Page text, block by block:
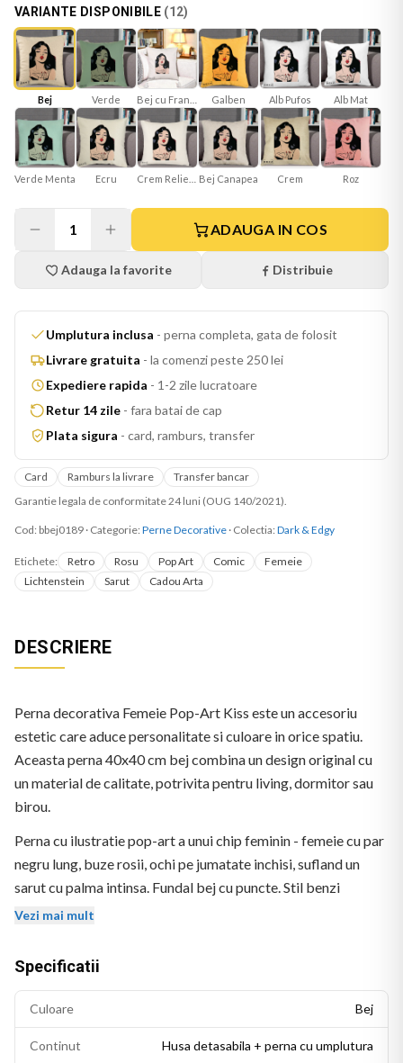
VARIANTE DISPONIBILE (12)
Bej Verde Galben Alb Pufos Alb Mat
Verde Menta Ecru Bej Canapea Crem Roz
1 ADAUGA IN COS
Adauga la favorite Distribuie
Umplutura inclusa - perna completa, gata de folosit
Livrare gratuita - la comenzi peste 250 lei
Expediere rapida - 1-2 zile lucratoare
Retur 14 zile - fara batai de cap
Plata sigura - card, ramburs, transfer
Card Ramburs la livrare
Transfer bancar
Garantie legala de conformitate 24 luni (OUG 140/2021).
Cod: bbej0189 · Categorie: Perne Decorative · Colectia: Dark & Edgy
Etichete: Retro Rosu Pop Art Comic
Femeie
Lichtenstein
Sarut Cadou Arta
DESCRIERE
Perna decorativa Femeie Pop-Art Kiss este un accesoriu
estetic care aduce personalitate si culoare in orice spatiu.
Aceasta perna 40x40 cm bej combina un design original cu
un material de calitate, potrivita pentru living, dormitor sau
birou.
Perna cu ilustratie pop-art a unui chip feminin - femeie cu par
negru lung, buze rosii, ochi pe jumatate inchisi, sufland un
sarut cu palma intinsa. Fundal bej cu puncte. Stil benzi
desenate retro. Logo BEKZ in coltul stanga-jos.
Vezi mai mult
Specificatii
Culoare Bej
Continut Husa detasabila + perna cu umplutura